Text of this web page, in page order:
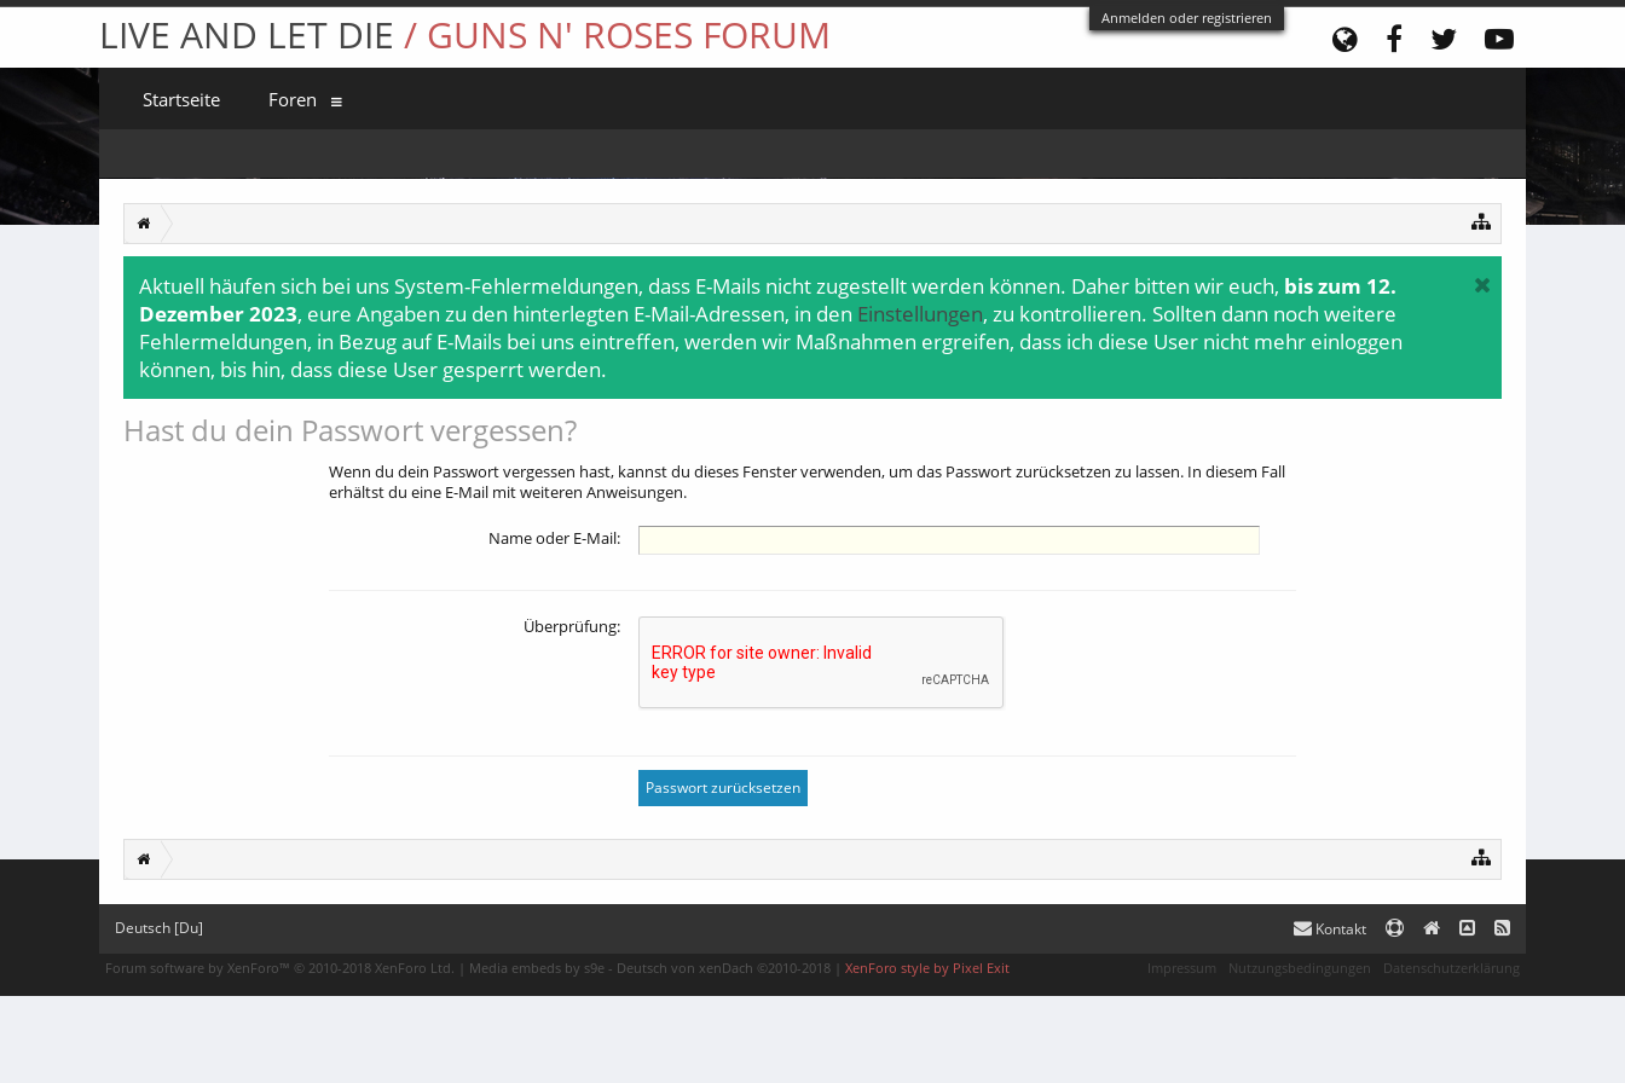
Anmelden oder registrieren
Aktuell häufen sich bei uns System-Fehlermeldungen, dass E-Mails nicht zugestellt werden können. Daher bitten wir euch, bis zum 12.
Dezember 2023, eure Angaben zu den hinterlegten E-Mail-Adressen, in den Einstellungen, zu kontrollieren. Sollten dann noch weitere
Fehlermeldungen, in Bezug auf E-Mails bei uns eintreffen, werden wir Maßnahmen ergreifen, dass ich diese User nicht mehr einloggen
können, bis hin, dass diese User gesperrt werden.
Hast du dein Passwort vergessen?
Wenn du dein Passwort vergessen hast, kannst du dieses Fenster verwenden, um das Passwort zurücksetzen zu lassen. In diesem Fall
erhältst du eine E-Mail mit weiteren Anweisungen.
Name oder E-Mail:
Überprüfung:
LIVE AND LET DIE / GUNS N' ROSES FORUM
Startseite Foren
Deutsch [Du] Kontakt
Impressum Nutzungsbedingungen Datenschutzerklärung
Forum software by XenForo™ © 2010-2018 XenForo Ltd. Media embeds by s9e - Deutsch von xenDach ©2010-2018 XenForo style by Pixel Exit